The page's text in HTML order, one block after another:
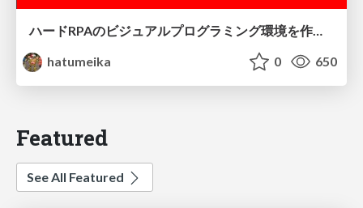
ハードRPAのビジュアルプログラミング環境を作ってみました
hatumeika
0 650
Featured
See All Featured